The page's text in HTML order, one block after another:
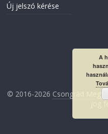
Új jelszó kérése
© 2016-2026 Csongrád
A